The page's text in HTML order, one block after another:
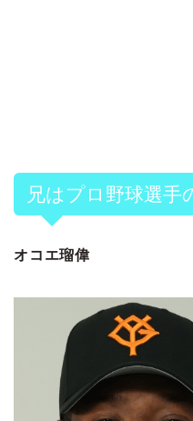
兄はプロ野球選手
オコエ瑠偉